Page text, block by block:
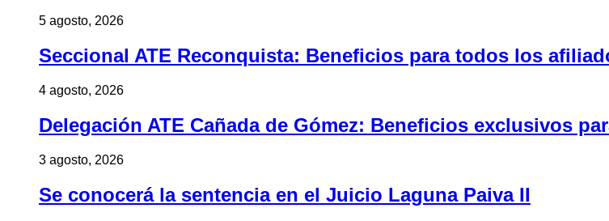
5 agosto, 2026
Seccional ATE Reconquista: Beneficios para todos los
4 agosto, 2026
Delegación ATE Cañada de Gómez: Beneficios exclusivos
3 agosto, 2026
Se conocerá la sentencia en el Juicio Laguna Paiva II